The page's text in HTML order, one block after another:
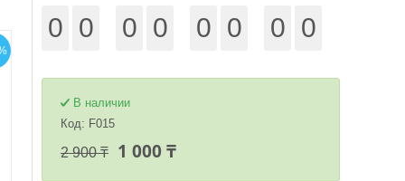
0 0 0 0 0 0 0 0
В наличии
Код: F015
2 900 ₸ 1 000 ₸